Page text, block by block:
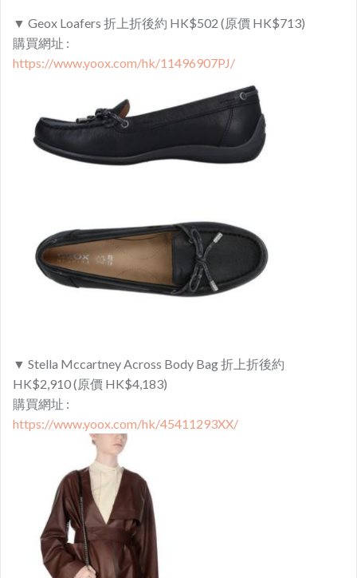
▼ Geox Loafers 折上折後約 HK$502 (原價 HK$713)
購買網址 :
https://www.yoox.com/hk/11496907PJ/
▼ Stella Mccartney Across Body Bag 折上折後約
HK$2,910 (原價 HK$4,183)
購買網址 :
https://www.yoox.com/hk/45411293XX/